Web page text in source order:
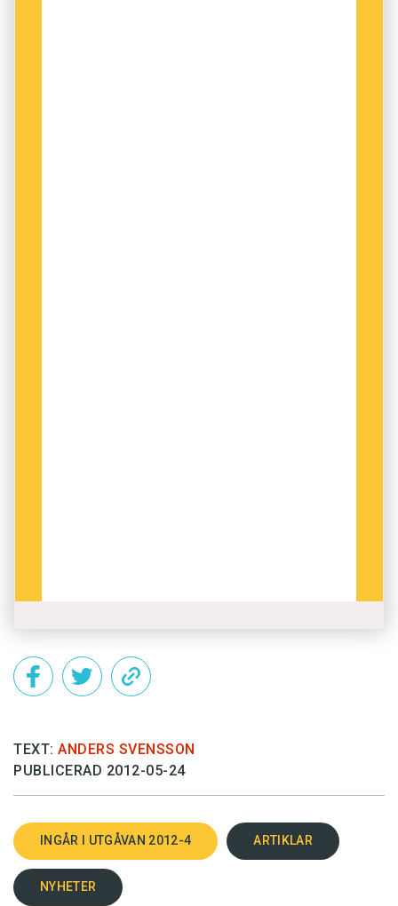
TEXT: ANDERS SVENSSON
PUBLICERAD 2012-05-24
INGÅR I UTGÅVAN 2012-4 ARTIKLAR
NYHETER